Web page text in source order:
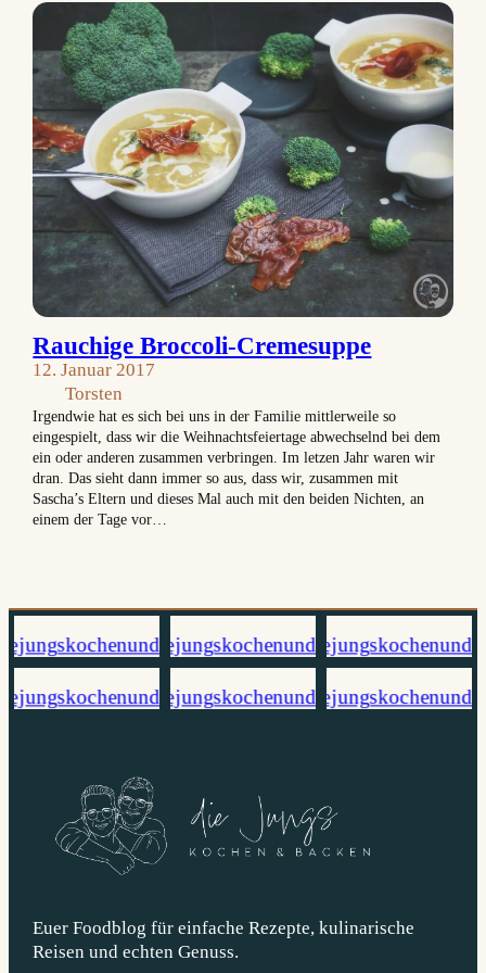
Rauchige Broccoli-Cremesuppe
12. Januar 2017
Torsten
Irgendwie hat es sich bei uns in der Familie mittlerweile so
eingespielt, dass wir die Weihnachtsfeiertage abwechselnd bei dem
ein oder anderen zusammen verbringen. Im letzen Jahr waren wir
dran. Das sieht dann immer so aus, dass wir, zusammen mit
Sascha’s Eltern und dieses Mal auch mit den beiden Nichten, an
einem der Tage vor…
Euer Foodblog für einfache Rezepte, kulinarische
Reisen und echten Genuss.